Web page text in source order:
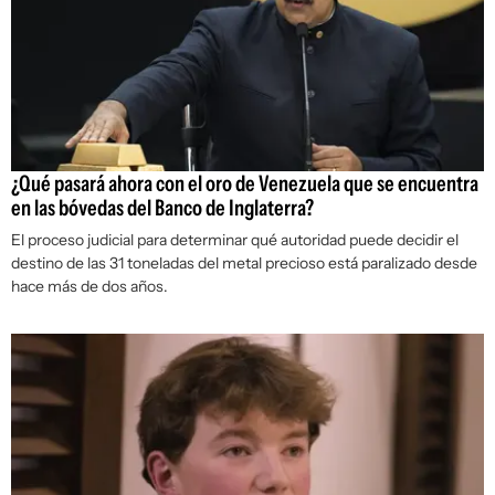
¿Qué pasará ahora con el oro de Venezuela que se encuentra
en las bóvedas del Banco de Inglaterra?
El proceso judicial para determinar qué autoridad puede decidir el
destino de las 31 toneladas del metal precioso está paralizado desde
hace más de dos años.